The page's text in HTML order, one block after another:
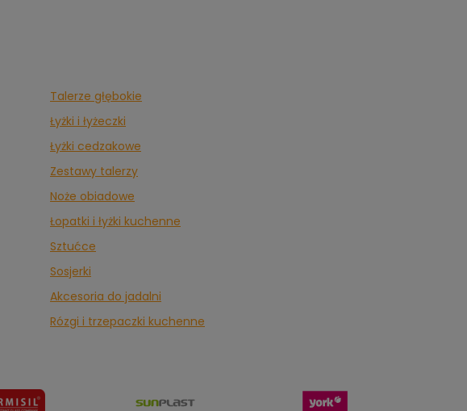
Talerze głębokie
Łyżki i łyżeczki
Łyżki cedzakowe
Zestawy talerzy
Noże obiadowe
Łopatki i łyżki kuchenne
Sztućce
Sosjerki
Akcesoria do jadalni
Rózgi i trzepaczki kuchenne